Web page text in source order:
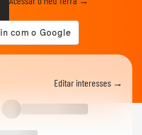
Editar interesses →